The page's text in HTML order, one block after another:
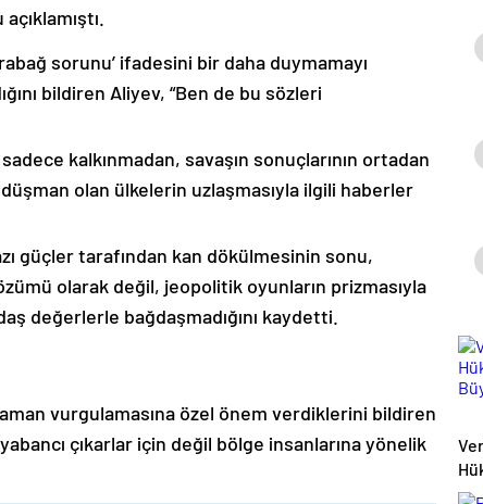
sorunu’ ifadesini bir daha duymamayı
bildiren Aliyev, “Ben de bu sözleri
kalkınmadan, savaşın sonuçlarının ortadan
olan ülkelerin uzlaşmasıyla ilgili haberler
güçler tarafından kan dökülmesinin sonu,
olarak değil, jeopolitik oyunların prizmasıyla
değerlerle bağdaşmadığını kaydetti.
vurgulamasına özel önem verdiklerini bildiren
çıkarlar için değil bölge insanlarına yönelik